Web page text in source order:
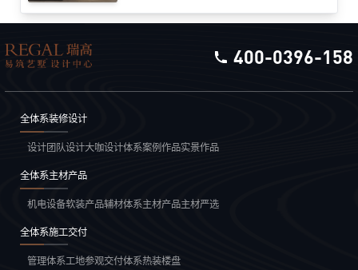
400-0396-158
全体系装修设计
设计团队设计大咖设计体系案例作品实景作品
全体系主材产品
机电设备软装产品辅材体系主材产品主材严选
全体系施工交付
管理体系工地参观交付体系热装楼盘